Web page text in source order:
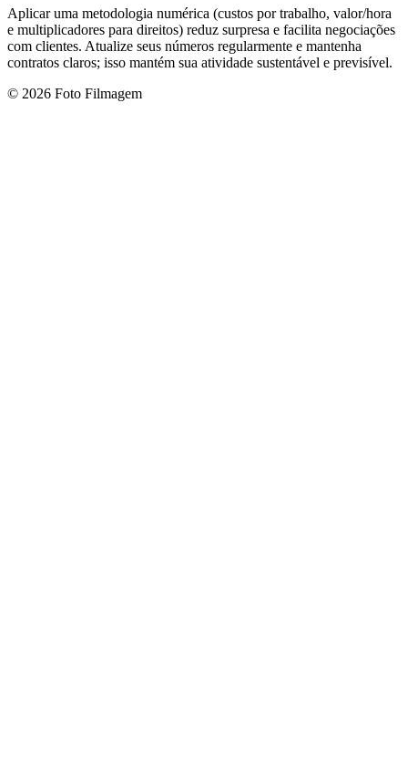
Aplicar uma metodologia numérica (custos por trabalho, valor/hora
e multiplicadores para direitos) reduz surpresa e facilita negociações
com clientes. Atualize seus números regularmente e mantenha
contratos claros; isso mantém sua atividade sustentável e previsível.
© 2026 Foto Filmagem